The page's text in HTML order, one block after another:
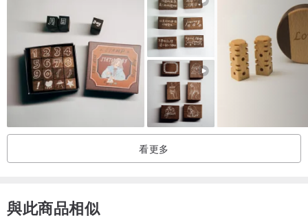
4. 具有文化傳承的功能、具有保值性。
5. 此方式為最原始的方式，以手操刀，此方式刻出來的印章不僅僅是
印章本身的功能性，也是藝術的體現；其樂趣在於章法、書法、刀法
的高度運用。具有高度收藏、鑒賞意義。
因石頭為全手工，請藏家下單後按照以下步驟在客服訊息內完成
4. 回傳草稿給藏家確認
看更多
與此商品相似